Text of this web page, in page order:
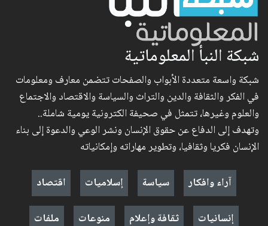
شبكة النبأ المعلوماتية
شبكة واسعة متعددة الأبواب والصفحات تتضمن معارف ومعلومات
في الفكر والثقافة والدين والتراث والسياسة والاقتصاد والاجتماع
والعلوم وغيرها، تتمثل في صحيفة الكترونية يومية شاملة..
وتهدف إلى الدفاع عن حقوق الإنسان ونشر الوعي والدعوة إلى بناء
الإنسان فكريا وثقافيا، وتطوير مهاراته وإمكانياته
آراء وافكار
سياسة إسلاميات
اقتصاد
إنسانيات
ثقافة وإعلام منوعات ملفات